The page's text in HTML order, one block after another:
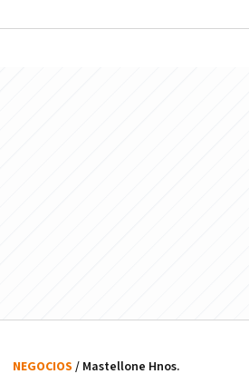
NEGOCIOS / Mastellone Hnos.